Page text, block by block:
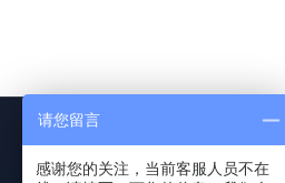
请您留言
感谢您的关注，当前客服人员不在